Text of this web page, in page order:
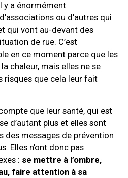
y a énormément
ou d’autres qui
qui vont au-devant des
de rue. C’est
en ce moment parce que les
chaleur, mais elles ne se
risques que cela leur fait
que leur santé, qui est
d’autant plus et elles sont
des messages de prévention
Elles n’ont donc pas
: se mettre à l’ombre,
faire attention à sa